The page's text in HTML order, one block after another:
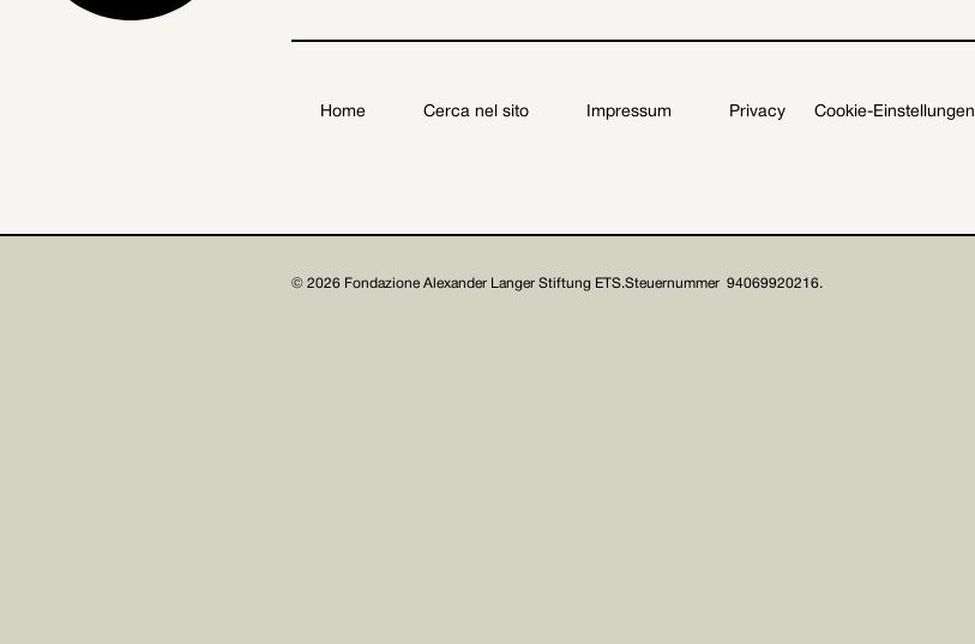
Tätigkeiten und Projekte
Home Cerca nel sito Impressum Privacy Cookie-Einstellungen
© 2026 Fondazione Alexander Langer Stiftung ETS.Steuernummer 94069920216.